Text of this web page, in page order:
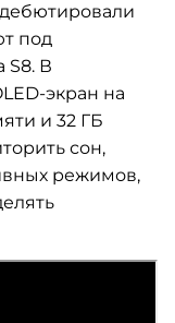
под
S8. В
экран на
и 32 ГБ
сон,
режимов,